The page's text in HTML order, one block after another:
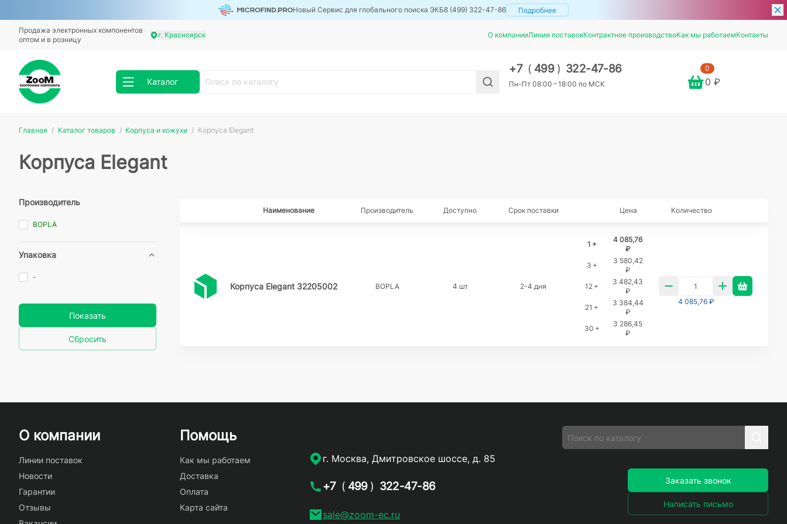
Новый Сервис для глобального поиска ЭКБ8 (499) 322-47-86 Подробнее
Продажа электронных компонентов
оптом и в розницу
г. Красноярск О компанииЛинии поставокКонтрактное производствоКак мы работаемКонтакты
Каталог
+7 ( 499 ) 322-47-86
Пн-Пт 08:00 – 18:00 по МСК
0
0 ₽
Главная Каталог товаров Корпуса и кожухи Корпуса Elegant
Корпуса Elegant
Производитель
BOPLA
Упаковка
-
Показать
Сбросить
Наименование Производитель Доступно Срок поставки Цена Количество
Корпуса Elegant 32205002 BOPLA 4 шт 2-4 дня
1 +
4 085,76
₽
3 +
3 580,42
₽
12 +
3 482,43
₽
21 +
3 384,44
₽
30 +
3 286,45
₽
4 085,76 ₽
О компании
Линии поставок
Новости
Гарантии
Отзывы
Помощь
Как мы работаем
Доставка
Оплата
Карта сайта
г. Москва, Дмитровское шоссе, д. 85
+7 ( 499 ) 322-47-86
sale@zoom-ec.ru
Заказать звонок
Написать письмо